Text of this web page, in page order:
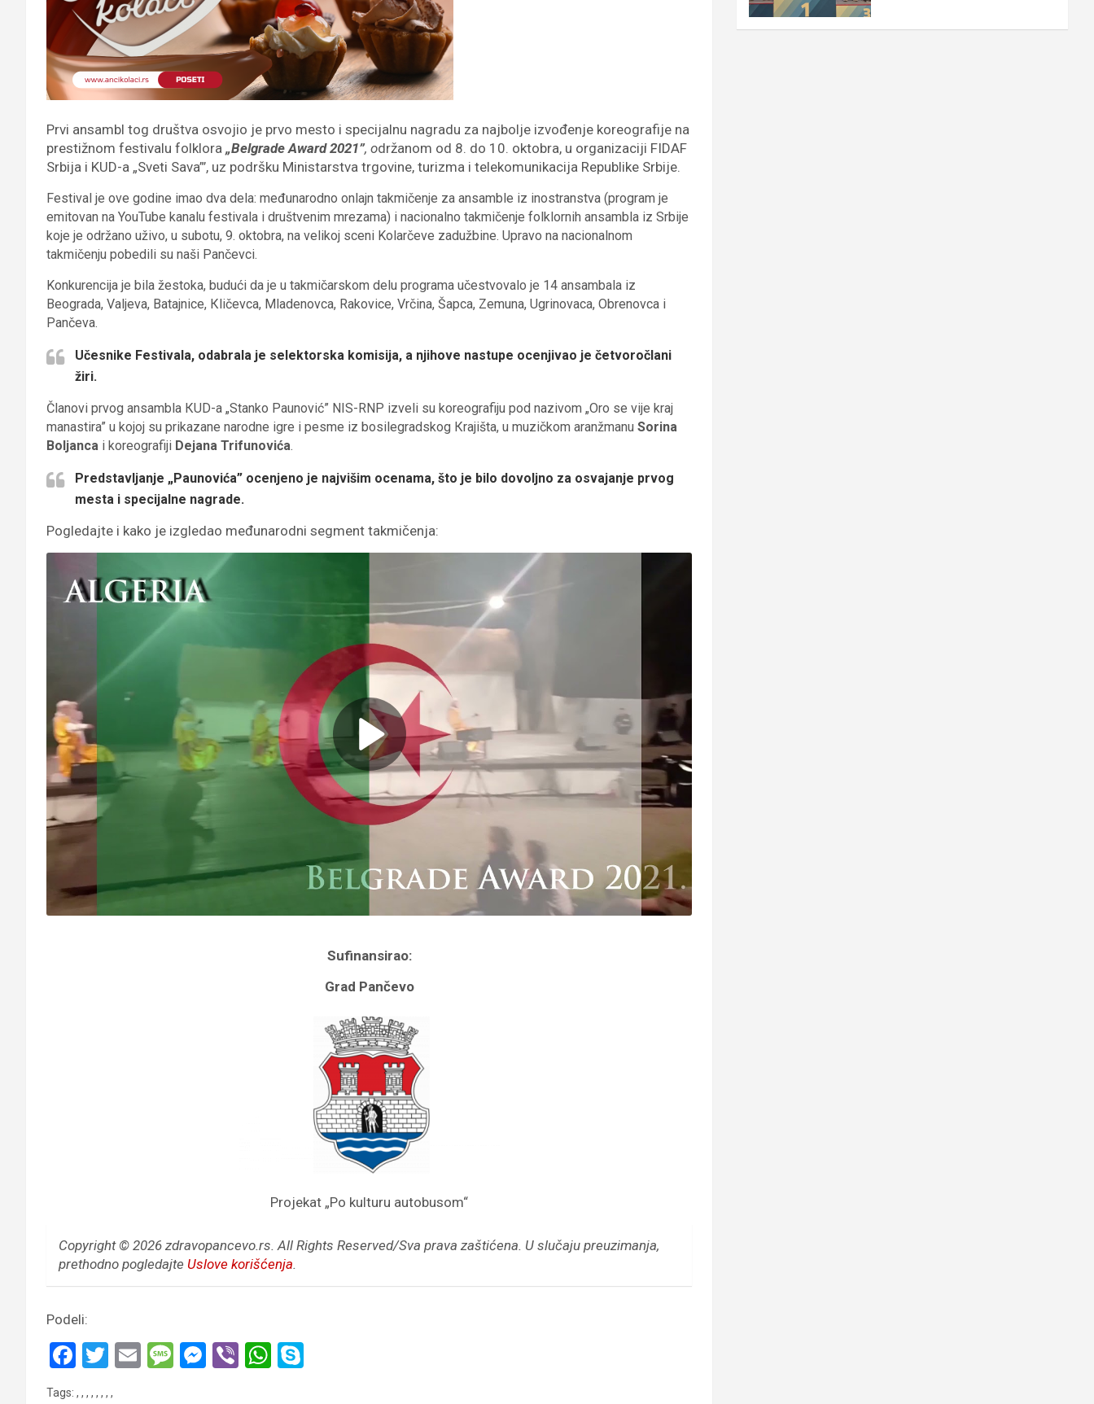
Prvi ansambl tog društva osvojio je prvo mesto i specijalnu nagradu za najbolje izvođenje koreografije na
prestižnom festivalu folklora „Belgrade Award 2021”, održanom od 8. do 10. oktobra, u organizaciji FIDAF
Srbija i KUD-a „Sveti Sava”’, uz podršku Ministarstva trgovine, turizma i telekomunikacija Republike Srbije.
Festival je ove godine imao dva dela: međunarodno onlajn takmičenje za ansamble iz inostranstva (program je
emitovan na YouTube kanalu festivala i društvenim mrezama) i nacionalno takmičenje folklornih ansambla iz Srbije
koje je održano uživo, u subotu, 9. oktobra, na velikoj sceni Kolarčeve zadužbine. Upravo na nacionalnom
takmičenju pobedili su naši Pančevci.
Konkurencija je bila žestoka, budući da je u takmičarskom delu programa učestvovalo je 14 ansambala iz
Beograda, Valjeva, Batajnice, Кličevca, Mladenovca, Rakovice, Vrčina, Šapca, Zemuna, Ugrinovaca, Obrenovca i
Pančeva.
Učesnike Festivala, odabrala je selektorska komisija, a njihove nastupe ocenjivao je četvoročlani
žiri.
Članovi prvog ansambla КUD-a „Stanko Paunović” NIS-RNP izveli su koreografiju pod nazivom „Oro se vije kraj
manastira” u kojoj su prikazane narodne igre i pesme iz bosilegradskog Кrajišta, u muzičkom aranžmanu Sorina
Boljanca i koreografiji Dejana Trifunovića.
Predstavljanje „Paunovića” ocenjeno je najvišim ocenama, što je bilo dovoljno za osvajanje prvog
mesta i specijalne nagrade.
Pogledajte i kako je izgledao međunarodni segment takmičenja:
Sufinansirao:
Grad Pančevo
Projekat „Po kulturu autobusom“
Copyright © 2026 zdravopancevo.rs. All Rights Reserved/Sva prava zaštićena. U slučaju preuzimanja,
prethodno pogledajte Uslove korišćenja.
Podeli:
F
T
E
M M Vi W
Tags: , , , , , , , ,